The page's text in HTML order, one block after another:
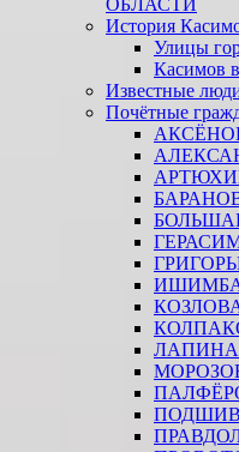
История
Улицы
Касимов
Известные
Почётные
ЛАПИНА